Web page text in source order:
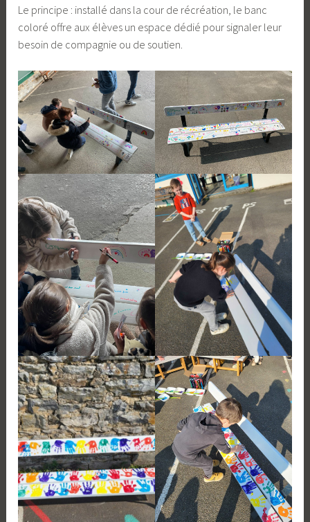
Le principe : installé dans la cour de récréation, le banc
coloré offre aux élèves un espace dédié pour signaler leur
besoin de compagnie ou de soutien.